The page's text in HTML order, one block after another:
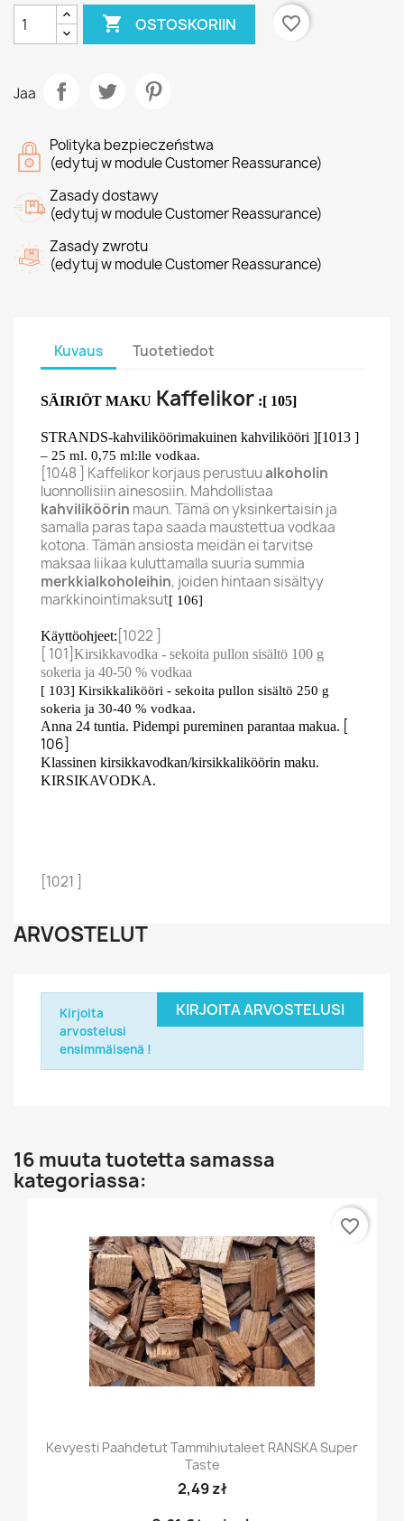
 OSTOSKORIIN favorite_border
Jaa
Polityka bezpieczeństwa
(edytuj w module Customer Reassurance)
Zasady dostawy
(edytuj w module Customer Reassurance)
Zasady zwrotu
(edytuj w module Customer Reassurance)
Kuvaus Tuotetiedot
SÄIRIÖT MAKU Kaffelikor :[ 105]
STRANDS-kahviliköörimakuinen kahvilikööri ][1013 ]
– 25 ml. 0,75 ml:lle vodkaa.
[1048 ] Kaffelikor korjaus perustuualkoholin
luonnollisiin ainesosiin. Mahdollistaa
kahviliköörin maun. Tämä on yksinkertaisin ja
samalla paras tapa saada maustettua vodkaa
kotona. Tämän ansiosta meidän ei tarvitse
maksaa liikaa kuluttamalla suuria summia
merkkialkoholeihin, joiden hintaan sisältyy
markkinointimaksut[ 106]
Käyttöohjeet: [1022 ]
[ 101] Kirsikkavodka - sekoita pullon sisältö 100 g
sokeria ja 40-50 % vodkaa
[ 103] Kirsikkalikööri - sekoita pullon sisältö 250 g
sokeria ja 30-40 % vodkaa.
Anna 24 tuntia. Pidempi pureminen parantaa makua.
106]
Klassinen kirsikkavodkan/kirsikkaliköörin maku.
KIRSIKAVODKA.
[1021 ]
ARVOSTELUT
KIRJOITA ARVOSTELUSI
Kirjoita
arvostelusi
ensimmäisenä !
16 muuta tuotetta samassa
kategoriassa:
Kevyesti Paahdetut Tammihiutaleet RANSKA Super
Taste
2,49 zł
favorite_border